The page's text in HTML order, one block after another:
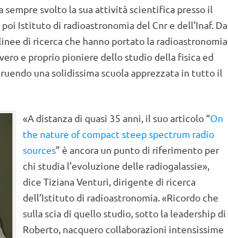
sempre svolto la sua attività scientifica presso il
Istituto di radioastronomia del Cnr e dell’Inaf. Da
di ricerca che hanno portato la radioastronomia
e proprio pioniere dello studio della fisica ed
una solidissima scuola apprezzata in tutto il
«A distanza di quasi 35 anni, il suo articolo “On
the nature of compact steep spectrum radio
sources” è ancora un punto di riferimento per
chi studia l’evoluzione delle radiogalassie»,
dice Tiziana Venturi, dirigente di ricerca
dell’Istituto di radioastronomia. «Ricordo che
sulla scia di quello studio, sotto la leadership di
Roberto, nacquero collaborazioni intensissime